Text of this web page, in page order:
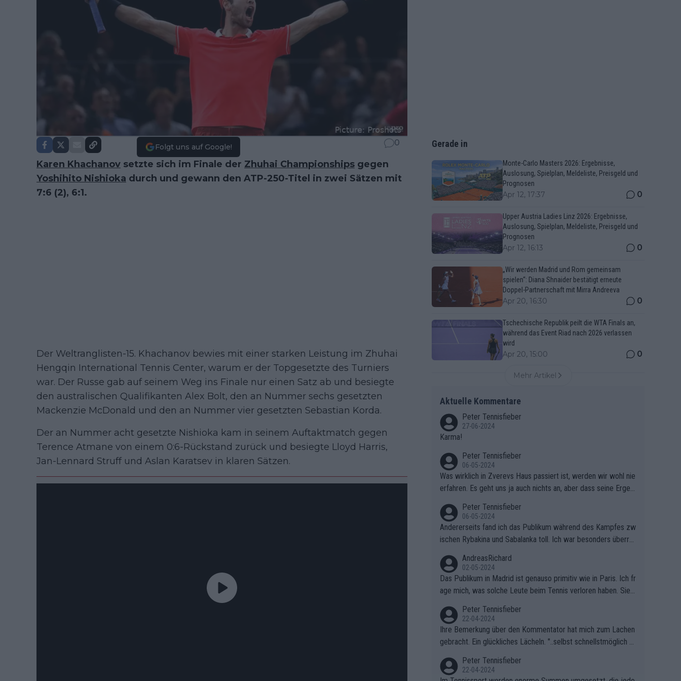
Folgt uns auf Google! 0
Karen Khachanov setzte sich im Finale der Zhuhai Championships gegen
Yoshihito Nishioka durch und gewann den ATP-250-Titel in zwei Sätzen mit
7:6 (2), 6:1.
Der Weltranglisten-15. Khachanov bewies mit einer starken Leistung im Zhuhai
Hengqin International Tennis Center, warum er der Topgesetzte des Turniers
war. Der Russe gab auf seinem Weg ins Finale nur einen Satz ab und besiegte
den australischen Qualifikanten Alex Bolt, den an Nummer sechs gesetzten
Mackenzie McDonald und den an Nummer vier gesetzten Sebastian Korda.
Der an Nummer acht gesetzte Nishioka kam in seinem Auftaktmatch gegen
Terence Atmane von einem 0:6-Rückstand zurück und besiegte Lloyd Harris,
Jan-Lennard Struff und Aslan Karatsev in klaren Sätzen.
Gerade in
Monte-Carlo Masters 2026: Ergebnisse,
Auslosung, Spielplan, Meldeliste, Preisgeld und
Prognosen
Apr 12, 17:37 0
Upper Austria Ladies Linz 2026: Ergebnisse,
Auslosung, Spielplan, Meldeliste, Preisgeld und
Prognosen
Apr 12, 16:13 0
„Wir werden Madrid und Rom gemeinsam
spielen“: Diana Shnaider bestätigt erneute
Doppel-Partnerschaft mit Mirra Andreeva
Apr 20, 16:30 0
Tschechische Republik peilt die WTA Finals an,
während das Event Riad nach 2026 verlassen
wird
Apr 20, 15:00 0
Mehr Artikel
Aktuelle Kommentare
Peter Tennisfieber
27-06-2024
Karma!
Peter Tennisfieber
06-05-2024
Was wirklich in Zverevs Haus passiert ist, werden wir wohl nie
erfahren. Es geht uns ja auch nichts an, aber dass seine Ergeb
Peter Tennisfieber
06-05-2024
Andererseits fand ich das Publikum während des Kampfes zw
ischen Rybakina und Sabalanka toll. Ich war besonders überras
AndreasRichard
02-05-2024
Das Publikum in Madrid ist genauso primitiv wie in Paris. Ich fr
age mich, was solche Leute beim Tennis verloren haben. Sie s
ben.
Peter Tennisfieber
22-04-2024
Ihre Bemerkung über den Kommentator hat mich zum Lachen
gebracht. Ein glückliches Lächeln. "..selbst schnellstmöglich na
Peter Tennisfieber
22-04-2024